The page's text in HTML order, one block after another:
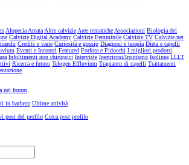
Alopecia AreataAltre calvizieAree tematicheAssociazioni Biologia dei
Calvizie Digital Academy Calvizie Femminile Calvizie TV Calvizie.net
Credits e varie Curiosità e gossip Diagnosi e terapia Dieta e capelli
Eventi e Incontri Featured Forfora e Pidocchi I migliori prodotti
Infoltimenti non chirurgici Interviste Ipertricosi/Irsutismo Isolinea LLLT
Ricerca e futuro Telogen Effluvium Trapianto di capelli Trattamenti
nel forum
in bacheca Ultime attività
post del profilo Cerca post profilo